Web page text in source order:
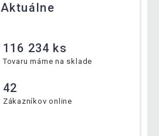
Aktuálne
116 234 ks
Tovaru máme na sklade
42
Zákazníkov online